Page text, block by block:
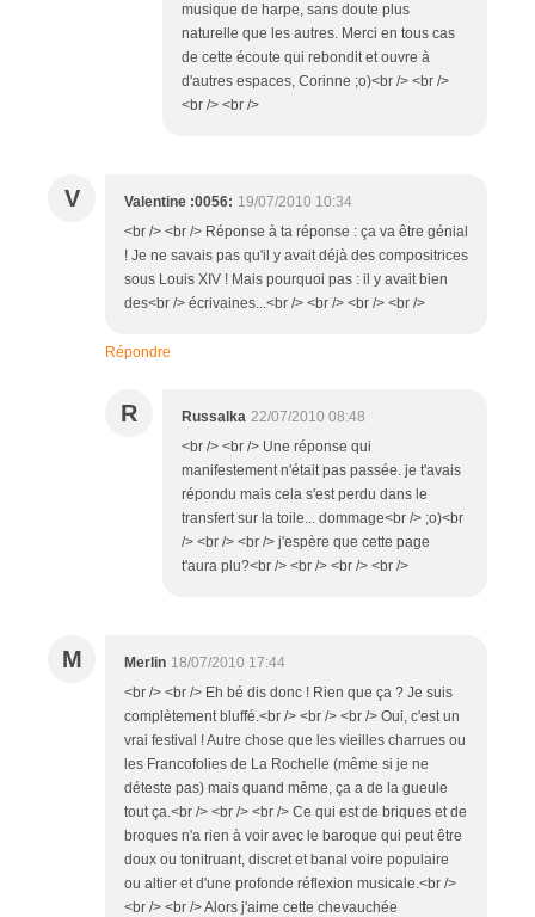
musique de harpe, sans doute plus
naturelle que les autres. Merci en tous cas
de cette écoute qui rebondit et ouvre à
d'autres espaces, Corinne ;o)<br /> <br />
<br /> <br />
V Valentine :0056: 19/07/2010 10:34
<br /> <br /> Réponse à ta réponse : ça va être génial
! Je ne savais pas qu'il y avait déjà des compositrices
sous Louis XIV ! Mais pourquoi pas : il y avait bien
des<br /> écrivaines...<br /> <br /> <br /> <br />
Répondre
R Russalka 22/07/2010 08:48
<br /> <br /> Une réponse qui
manifestement n'était pas passée. je t'avais
répondu mais cela s'est perdu dans le
transfert sur la toile... dommage<br /> ;o)<br
/> <br /> <br /> j'espère que cette page
t'aura plu?<br /> <br /> <br /> <br />
M Merlin 18/07/2010 17:44
<br /> <br /> Eh bé dis donc ! Rien que ça ? Je suis
complètement bluffé.<br /> <br /> <br /> Oui, c'est un
vrai festival ! Autre chose que les vieilles charrues ou
les Francofolies de La Rochelle (même si je ne
déteste pas) mais quand même, ça a de la gueule
tout ça.<br /> <br /> <br /> Ce qui est de briques et de
broques n'a rien à voir avec le baroque qui peut être
doux ou tonitruant, discret et banal voire populaire
ou altier et d'une profonde réflexion musicale.<br />
<br /> <br /> Alors j'aime cette chevauchée